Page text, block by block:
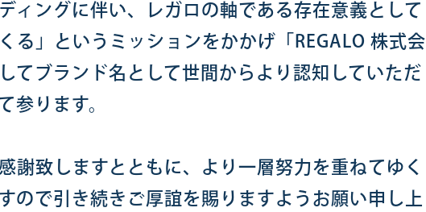
ィングに伴い、レガロの軸である存在意義として
る」というミッションをかかげ「REGALO 株式会
てブランド名として世間からより認知していただ
参ります。
謝致しますとともに、より一層努力を重ねてゆく
ので引き続きご厚誼を賜りますようお願い申し上